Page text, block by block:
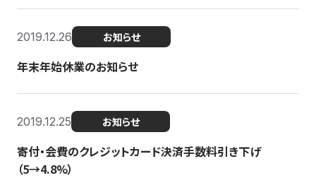
2019.12.26 お知らせ
年末年始休業のお知らせ
2019.12.25 お知らせ
寄付・会費のクレジットカード決済手数料引き下げ
（5→4.8%）